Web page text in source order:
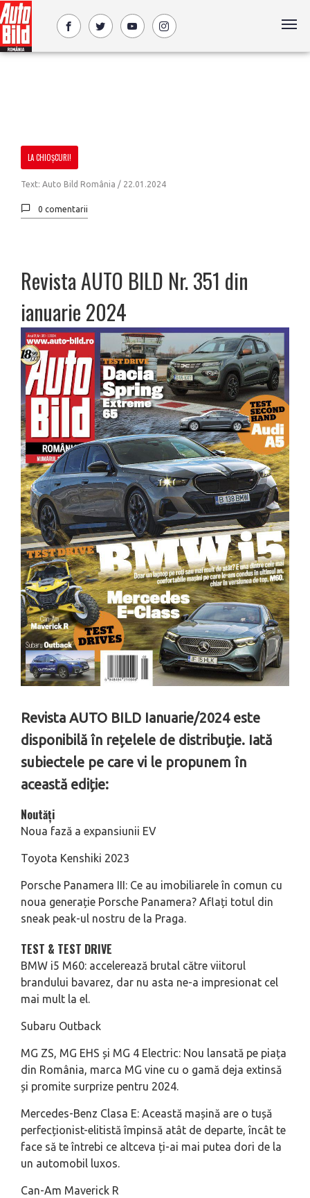
LA CHIOȘCURI!
Text: Auto Bild România / 22.01.2024
0 comentarii
Revista AUTO BILD Nr. 351 din
ianuarie 2024
Revista AUTO BILD Ianuarie/2024 este
disponibilă în rețelele de distribuție. Iată
subiectele pe care vi le propunem în
această ediție:
Noutăți
Noua fază a expansiunii EV
Toyota Kenshiki 2023
Porsche Panamera III: Ce au imobiliarele în comun cu
noua generație Porsche Panamera? Aflați totul din
sneak peak-ul nostru de la Praga.
TEST & TEST DRIVE
BMW i5 M60: accelerează brutal către viitorul
brandului bavarez, dar nu asta ne-a impresionat cel
mai mult la el.
Subaru Outback
MG ZS, MG EHS și MG 4 Electric: Nou lansată pe piața
din România, marca MG vine cu o gamă deja extinsă
și promite surprize pentru 2024.
Mercedes-Benz Clasa E: Această mașină are o tușă
perfecționist-elitistă împinsă atât de departe, încât te
face să te întrebi ce altceva ți-ai mai putea dori de la
un automobil luxos.
Can-Am Maverick R